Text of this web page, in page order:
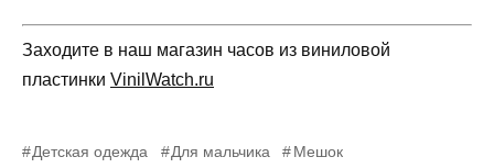
Заходите в наш магазин часов из виниловой
пластинки VinilWatch.ru
Детская одежда Для мальчика Мешок